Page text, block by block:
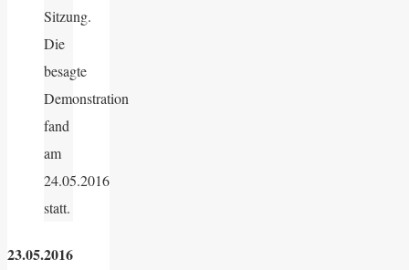
Sitzung.
Die
besagte
Demonstration
fand
am
24.05.2016
statt.
23.05.2016